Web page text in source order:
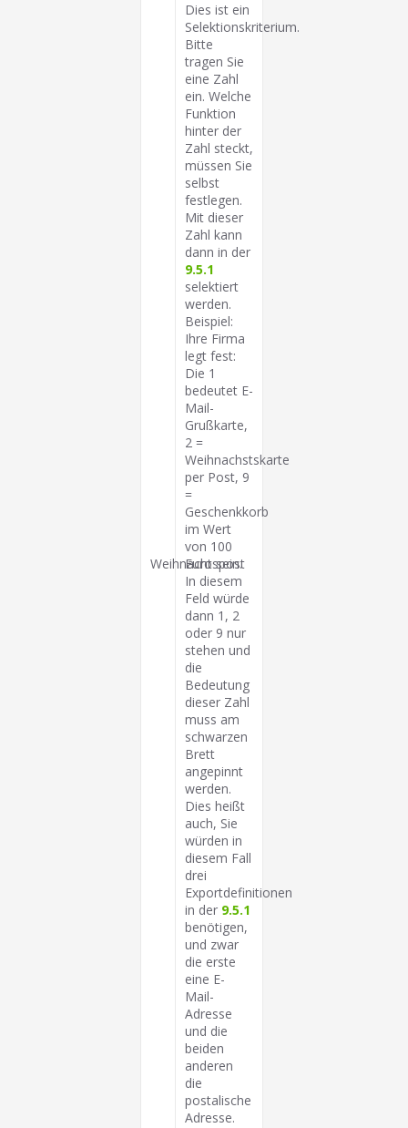
Weihnachtspost
Dies ist ein
Selektionskriterium.
Bitte
tragen Sie
eine Zahl
ein. Welche
Funktion
hinter der
Zahl steckt,
müssen Sie
selbst
festlegen.
Mit dieser
Zahl kann
dann in der
9.5.1
selektiert
werden.
Beispiel:
Ihre Firma
legt fest:
Die 1
bedeutet E-
Mail-
Grußkarte,
2 =
Weihnachstskarte
per Post, 9
=
Geschenkkorb
im Wert
von 100
Euro sein.
In diesem
Feld würde
dann 1, 2
oder 9 nur
stehen und
die
Bedeutung
dieser Zahl
muss am
schwarzen
Brett
angepinnt
werden.
Dies heißt
auch, Sie
würden in
diesem Fall
drei
Exportdefinitionen
in der 9.5.1
benötigen,
und zwar
die erste
eine E-
Mail-
Adresse
und die
beiden
anderen
die
postalische
Adresse.